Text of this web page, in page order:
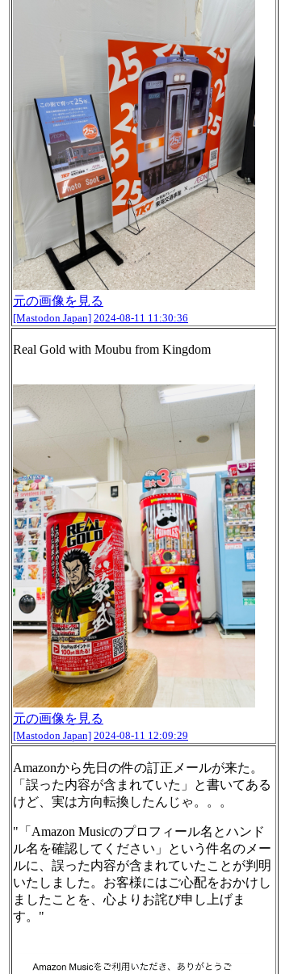
元の画像を見る
[Mastodon Japan] 2024-08-11 11:30:36
Real Gold with Moubu from Kingdom
元の画像を見る
[Mastodon Japan] 2024-08-11 12:09:29
Amazonから先日の件の訂正メールが来た。
「誤った内容が含まれていた」と書いてある
けど、実は方向転換したんじゃ。。。
"「Amazon Musicのプロフィール名とハンド
ル名を確認してください」という件名のメー
ルに、誤った内容が含まれていたことが判明
いたしました。お客様にはご心配をおかけし
ましたことを、心よりお詫び申し上げま
す。"